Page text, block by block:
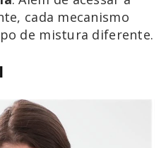
cada mecanismo
de mistura diferente.